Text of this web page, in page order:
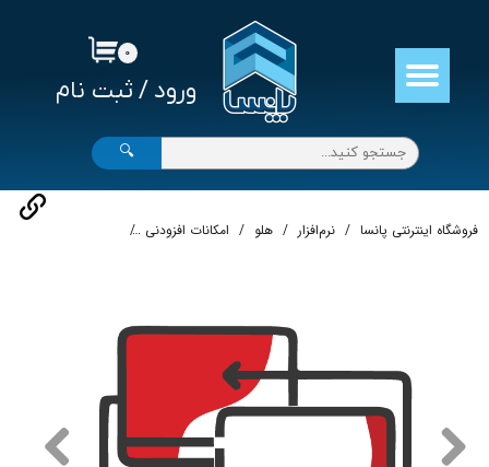
ورود / ثبت نام
حساب کاربری من
تغییر گذر واژه
سفارشات
خروج از حساب کاربری
۰
🔍
فروشگاه اینترنتی پانسا نرم‌افزار هلو امکانات افزودنی